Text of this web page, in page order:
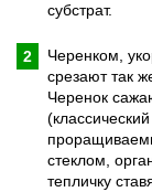
субстрат.
Черенком,
срезают так
Черенок
стеклом,
тепличку